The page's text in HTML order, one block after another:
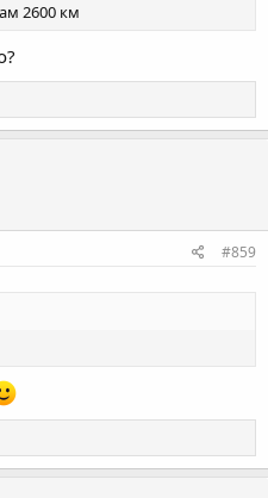
2600 км
#859